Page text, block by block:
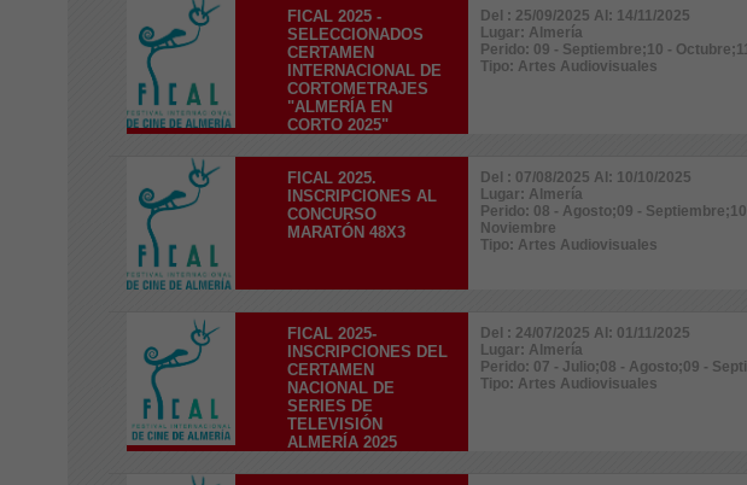
FICAL 2025 -
SELECCIONADOS
CERTAMEN
INTERNACIONAL DE
CORTOMETRAJES
"ALMERÍA EN
CORTO 2025"
Del : 25/09/2025 Al: 14/11/2025
Lugar: Almería
Perido: 09 - Septiembre;10 -
Tipo: Artes Audiovisuales
FICAL 2025.
INSCRIPCIONES AL
CONCURSO
MARATÓN 48X3
Del : 07/08/2025 Al: 10/10/2025
Lugar: Almería
Perido: 08 - Agosto;09 -
Noviembre
Tipo: Artes Audiovisuales
FICAL 2025-
INSCRIPCIONES DEL
CERTAMEN
NACIONAL DE
SERIES DE
TELEVISIÓN
ALMERÍA 2025
Del : 24/07/2025 Al: 01/11/2025
Lugar: Almería
Perido: 07 - Julio;08 - Agosto;09 -
Tipo: Artes Audiovisuales